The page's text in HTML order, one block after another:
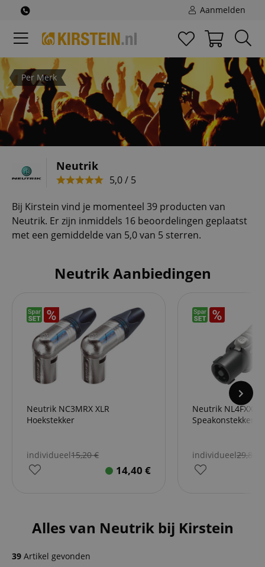
Aanmelden
Per Merk
Neutrik
5,0 / 5
Bij Kirstein vind je momenteel 39 producten van
Neutrik. Er zijn inmiddels 16 beoordelingen geplaatst
met een gemiddelde van 5,0 van 5 sterren.
Neutrik Aanbiedingen
Neutrik NC3MRX XLR
Hoekstekker
individueel15,20€
14,40 €
Neutrik NL4FXX-
Speakonstekker
individueel29,80
Alles van Neutrik bij Kirstein
39 Artikel gevonden